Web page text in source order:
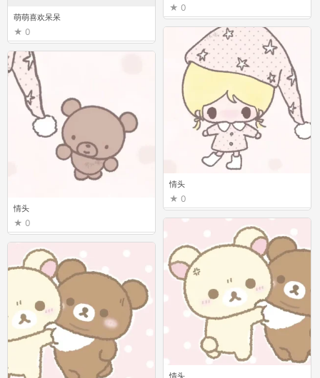
情头
0
情头
0
0
萌萌喜欢呆呆
0